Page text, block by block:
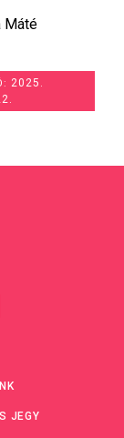
Máté
2025.
JEGY